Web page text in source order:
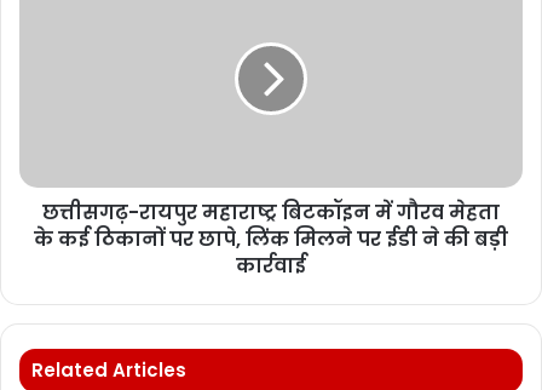
छत्तीसगढ़-रायपुर महाराष्ट्र बिटकॉइन में गौरव मेहता
के कई ठिकानों पर छापे, लिंक मिलने पर ईडी ने की बड़ी
कार्रवाई
Related Articles